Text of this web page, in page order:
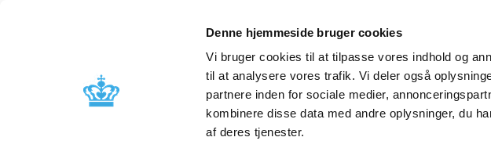
Denne hjemmeside bruger cookies
Vi bruger cookies til at tilpasse vores indhold og
til at analysere vores trafik. Vi deler også
partnere inden for sociale medier,
kombinere disse data med andre oplysninger, du
af deres tjenester.
Godkendelse og
Bivirkninger og
produktinformation